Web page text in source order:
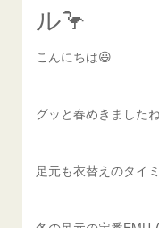
ル🦩
こんにちは😃
グッと春めきました
足元も衣替えのタイ